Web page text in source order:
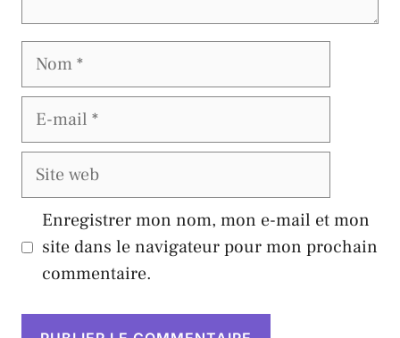
Nom
E-
Site
Enregistrer mon nom, mon e-mail et mon
site dans le navigateur pour mon prochain
commentaire.